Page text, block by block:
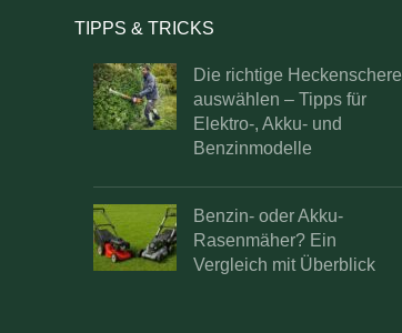
TIPPS & TRICKS
Die richtige Heckenschere
auswählen – Tipps für
Elektro-, Akku- und
Benzinmodelle
Benzin- oder Akku-
Rasenmäher? Ein
Vergleich mit Überblick